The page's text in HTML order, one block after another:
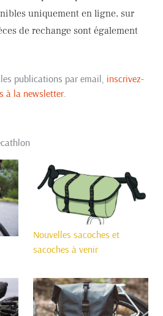
uniquement en ligne, sur
de rechange sont également
publications par email, inscrivez-
à la newsletter.
Nouvelles sacoches et
sacoches à venir